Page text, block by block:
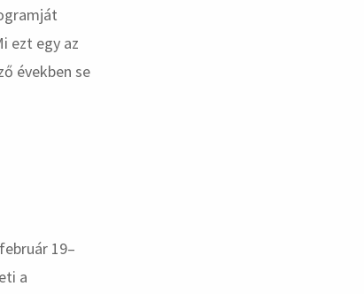
ezt egy az
években se
19–
a